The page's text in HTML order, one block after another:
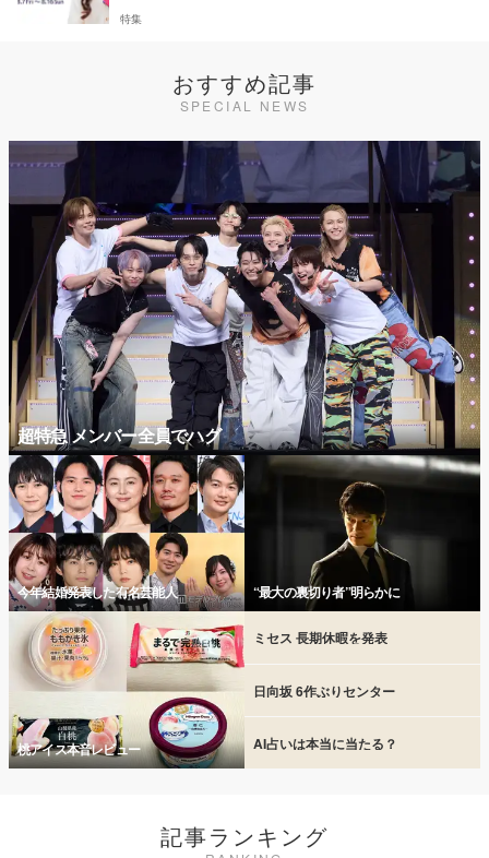
特集
おすすめ記事
SPECIAL NEWS
超特急 メンバー全員でハグ
今年結婚発表した有名芸能人 “最大の裏切り者”明らかに
桃アイス本音レビュー
ミセス 長期休暇を発表
日向坂 6作ぶりセンター
AI占いは本当に当たる？
記事ランキング